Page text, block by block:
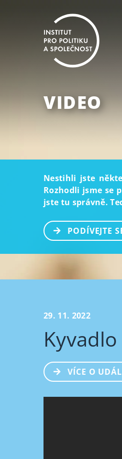
VIDEO
Nestihli jste
Rozhodli jsme se
jste tu správně.
PODÍVEJTE
29. 11. 2022
VÍCE O